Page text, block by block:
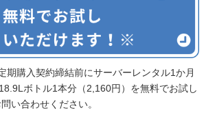
期購入契約締結前にサーバーレンタル1か月
ボトル1本分（2,160円）を無料でお試し
い合わせください。